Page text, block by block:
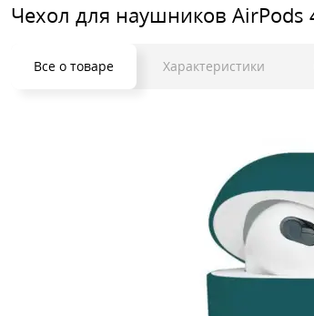
Чехол для наушников AirPods
Все о товаре Характеристики